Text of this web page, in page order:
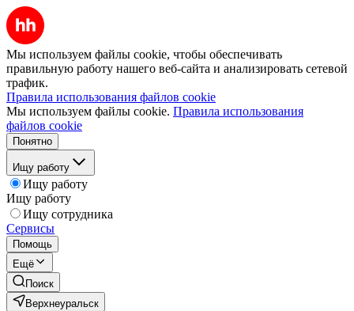
Мы используем файлы cookie, чтобы обеспечивать
правильную работу нашего веб-сайта и анализировать сетевой
трафик.
Правила использования файлов cookie
Мы используем файлы cookie. Правила использования
файлов cookie
Понятно
Ищу работу
Ищу работу
Ищу работу
Ищу сотрудника
Сервисы
Помощь
Ещё
Поиск
Верхнеуральск